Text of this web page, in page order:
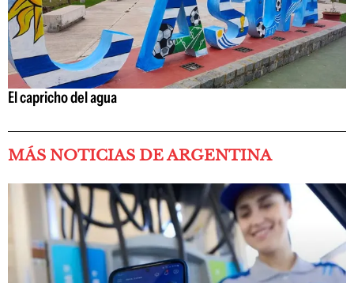
El capricho del agua
MÁS NOTICIAS DE ARGENTINA